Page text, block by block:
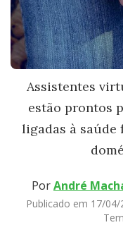
Assistentes
estão prontos
ligadas à saúde
PorAndré
Publicado em 17/